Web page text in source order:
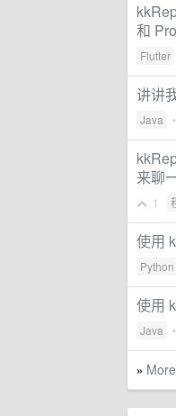
和
Flutter
讲讲
Java •
来聊
1
使用
Python
使用
Java •
»